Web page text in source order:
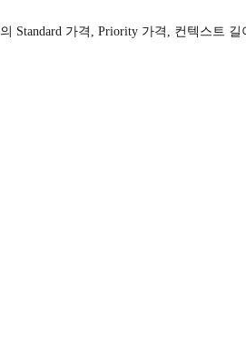
Standard 가격, Priority 가격, 컨텍스트